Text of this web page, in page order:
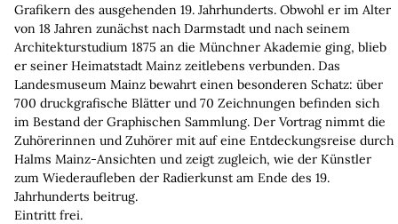
Grafikern des ausgehenden 19. Jahrhunderts. Obwohl er im Alter
von 18 Jahren zunächst nach Darmstadt und nach seinem
Architekturstudium 1875 an die Münchner Akademie ging, blieb
er seiner Heimatstadt Mainz zeitlebens verbunden. Das
Landesmuseum Mainz bewahrt einen besonderen Schatz: über
700 druckgrafische Blätter und 70 Zeichnungen befinden sich
im Bestand der Graphischen Sammlung. Der Vortrag nimmt die
Zuhörerinnen und Zuhörer mit auf eine Entdeckungsreise durch
Halms Mainz-Ansichten und zeigt zugleich, wie der Künstler
zum Wiederaufleben der Radierkunst am Ende des 19.
Jahrhunderts beitrug.
Eintritt frei.